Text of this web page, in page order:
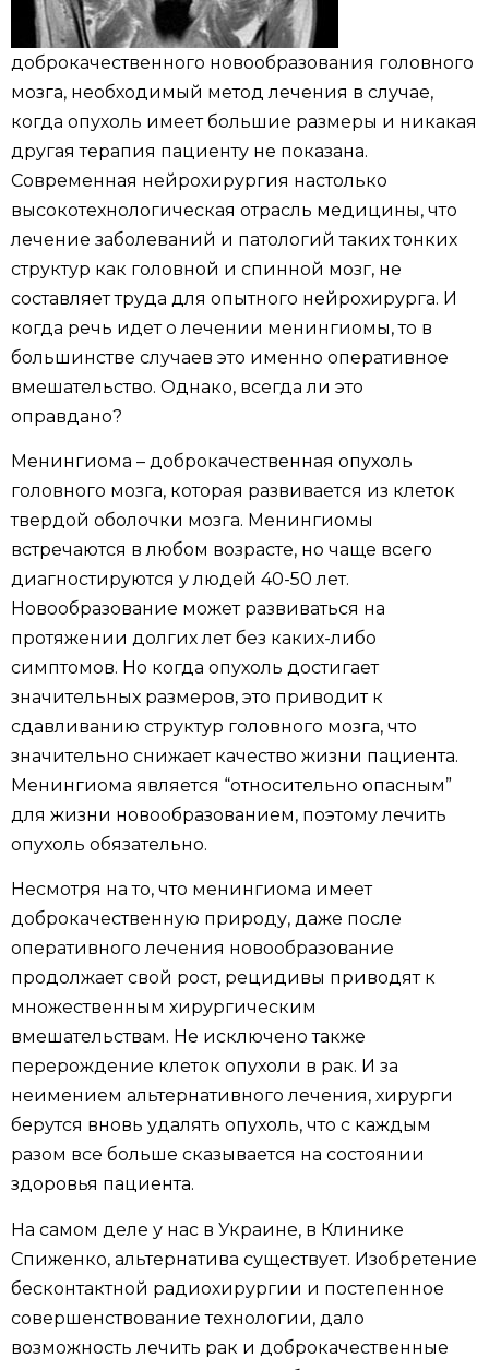
доброкачественного новообразования головного
мозга, необходимый метод лечения в случае,
когда опухоль имеет большие размеры и никакая
другая терапия пациенту не показана.
Современная нейрохирургия настолько
высокотехнологическая отрасль медицины, что
лечение заболеваний и патологий таких тонких
структур как головной и спинной мозг, не
составляет труда для опытного нейрохирурга. И
когда речь идет о лечении менингиомы, то в
большинстве случаев это именно оперативное
вмешательство. Однако, всегда ли это
оправдано?
Менингиома – доброкачественная опухоль
головного мозга, которая развивается из клеток
твердой оболочки мозга. Менингиомы
встречаются в любом возрасте, но чаще всего
диагностируются у людей 40-50 лет.
Новообразование может развиваться на
протяжении долгих лет без каких-либо
симптомов. Но когда опухоль достигает
значительных размеров, это приводит к
сдавливанию структур головного мозга, что
значительно снижает качество жизни пациента.
Менингиома является “относительно опасным”
для жизни новообразованием, поэтому лечить
опухоль обязательно.
Несмотря на то, что менингиома имеет
доброкачественную природу, даже после
оперативного лечения новообразование
продолжает свой рост, рецидивы приводят к
множественным хирургическим
вмешательствам. Не исключено также
перерождение клеток опухоли в рак. И за
неимением альтернативного лечения, хирурги
берутся вновь удалять опухоль, что с каждым
разом все больше сказывается на состоянии
здоровья пациента.
На самом деле у нас в Украине, в Клинике
Спиженко, альтернатива существует. Изобретение
бесконтактной радиохирургии и постепенное
совершенствование технологии, дало
возможность лечить рак и доброкачественные